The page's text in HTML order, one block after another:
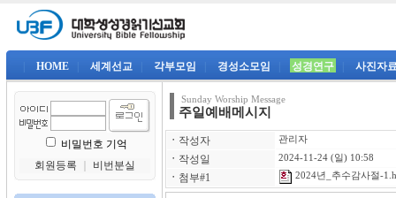
HOME 세계선교 각부모임 경성소모임 성경연구 사진자
비밀번호 기억
회원등록
비번분실
Sunday Worship Message
주일예배메시지
ㆍ 작성자 관리자
ㆍ 작성일 2024-11-24 (일) 10:58
ㆍ 첨부#1 2024년_추수감사절-